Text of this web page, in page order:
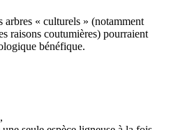
arbres « culturels » (notamment
raisons coutumières) pourraient
bénéfique.